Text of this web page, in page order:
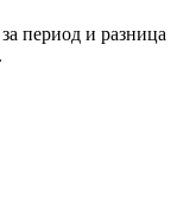
период и разница